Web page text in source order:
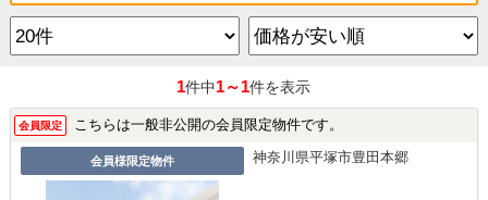
1件中1～1件を表示
会員限定 こちらは一般非公開の会員限定物件です。
会員様限定物件 神奈川県平塚市豊田本郷